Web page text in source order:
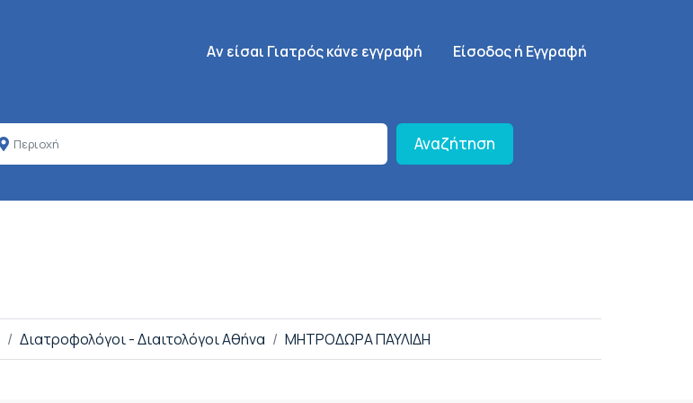
Κεντρική πλοήγηση
Aν είσαι Γιατρός κάνε εγγραφή SignUp Menu
Είσοδος ή Εγγραφή
Αναζήτηση
Διατροφολόγοι - Διαιτολόγοι Αθήνα ΜΗΤΡΟΔΩΡΑ ΠΑΥΛΙΔΗ